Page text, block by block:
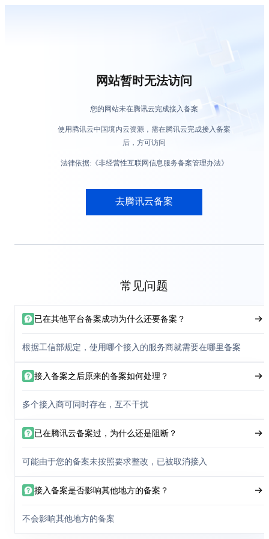
网站暂时无法访问
您的网站未在腾讯云完成接入备案
使用腾讯云中国境内云资源，需在腾讯云完成接入备案
后，方可访问
法律依据:《非经营性互联网信息服务备案管理办法》
去腾讯云备案
常见问题
已在其他平台备案成功为什么还要备案？
根据工信部规定，使用哪个接入的服务商就需要在哪里备案
接入备案之后原来的备案如何处理？
多个接入商可同时存在，互不干扰
已在腾讯云备案过，为什么还是阻断？
可能由于您的备案未按照要求整改，已被取消接入
接入备案是否影响其他地方的备案？
不会影响其他地方的备案